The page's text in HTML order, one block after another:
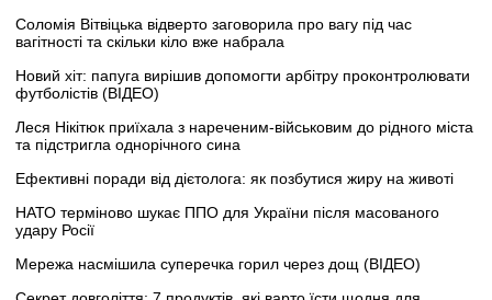
Соломія Вітвіцька відверто заговорила про вагу під час
вагітності та скільки кіло вже набрала
Новий хіт: папуга вирішив допомогти арбітру проконтролювати
футболістів (ВІДЕО)
Леся Нікітюк приїхала з нареченим-військовим до рідного міста
та підстригла однорічного сина
Ефективні поради від дієтолога: як позбутися жиру на животі
НАТО терміново шукає ППО для України після масованого
удару Росії
Мережа насмішила суперечка горил через дощ (ВІДЕО)